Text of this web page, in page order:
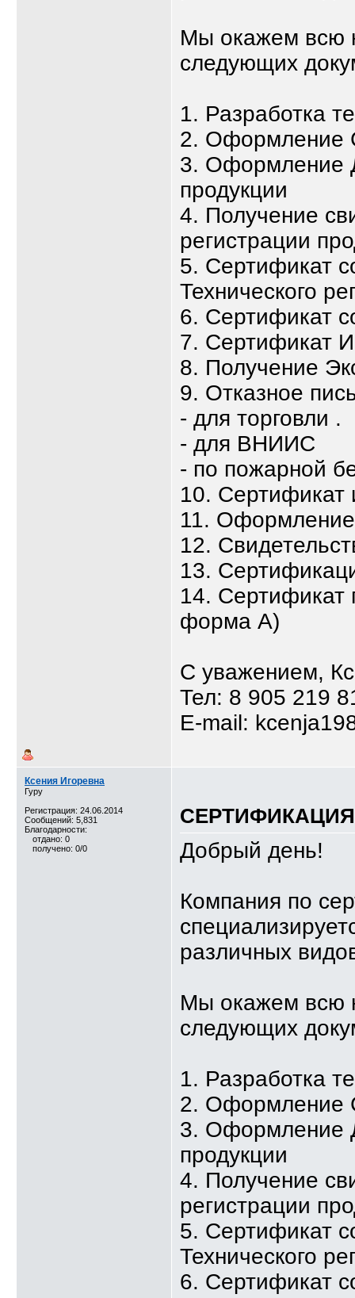
Мы окажем всю
следующих
1. Разработка
2. Оформление
3. Оформление
продукции
4. Получение
регистрации
5. Сертификат
Технического
6. Сертификат
7. Сертификат
8. Получение
9. Отказное
- для торговли .
- для ВНИИС
- по пожарной
10. Сертификат
11.
12.
13.
14. Сертификат
форма А)
С уважением,
Тел: 8 905 219
E-mail:
Ксения Игоревна
Гуру
Регистрация: 24.06.2014
Сообщений: 5,831
Благодарности:
отдано: 0
получено: 0/0
Добрый день!
Компания по
различных
Мы окажем всю
следующих
1. Разработка
2. Оформление
3. Оформление
продукции
4. Получение
регистрации
5. Сертификат
Технического
6. Сертификат